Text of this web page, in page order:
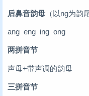
后鼻音韵母 （以ng为韵
ang eng ing ong
两拼音节
声母+带声调的韵母
三拼音节